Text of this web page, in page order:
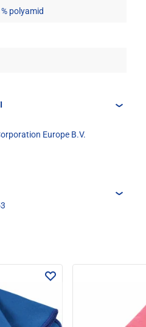
polyamid
Europe B.V.